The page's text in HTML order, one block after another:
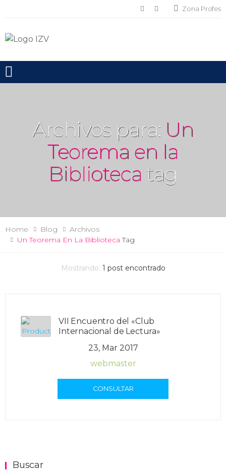
Zona Profes
Toggle mobile menu
Archivos para: Un
Teorema en la
Biblioteca tag
Home Blog
Archivos
Un Teorema En La Biblioteca Tag
Mostrando: 1 post encontrado
VII Encuentro del «Club
Internacional de Lectura»
23, Mar 2017
webmaster
CONSULTAR
Buscar